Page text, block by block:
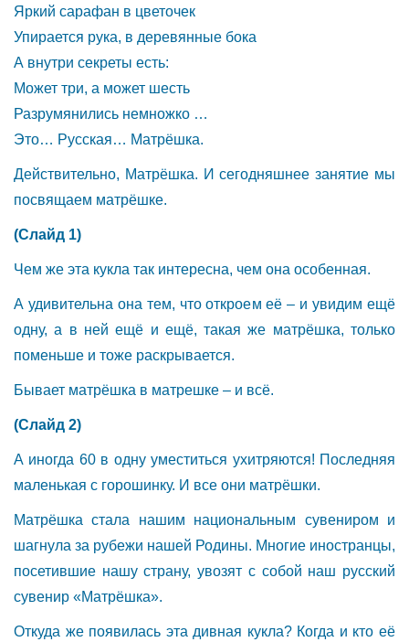
Яркий сарафан в цветочек
Упирается рука, в деревянные бока
А внутри секреты есть:
Может три, а может шесть
Разрумянились немножко …
Это… Русская… Матрёшка.
Действительно, Матрёшка. И сегодняшнее занятие мы
посвящаем матрёшке.
(Слайд 1)
Чем же эта кукла так интересна, чем она особенная.
А удивительна она тем, что откроем её – и увидим ещё
одну, а в ней ещё и ещё, такая же матрёшка, только
поменьше и тоже раскрывается.
Бывает матрёшка в матрешке – и всё.
(Слайд 2)
А иногда 60 в одну уместиться ухитряются! Последняя
маленькая с горошинку. И все они матрёшки.
Матрёшка стала нашим национальным сувениром и
шагнула за рубежи нашей Родины. Многие иностранцы,
посетившие нашу страну, увозят с собой наш русский
сувенир «Матрёшка».
Откуда же появилась эта дивная кукла? Когда и кто её